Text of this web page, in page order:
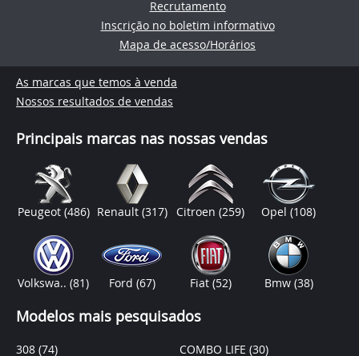
Recrutamento
Inscrição no boletim informativo
Mapa de acesso/Horários
As marcas que temos à venda
Nossos resultados de vendas
Principais marcas nas nossas vendas
Peugeot (486) Renault (317) Citroen(259) Opel(108)
Volkswa..(81) Ford (67) Fiat (52) Bmw (38)
Modelos mais pesquisados
308 (74) COMBO LIFE (30)